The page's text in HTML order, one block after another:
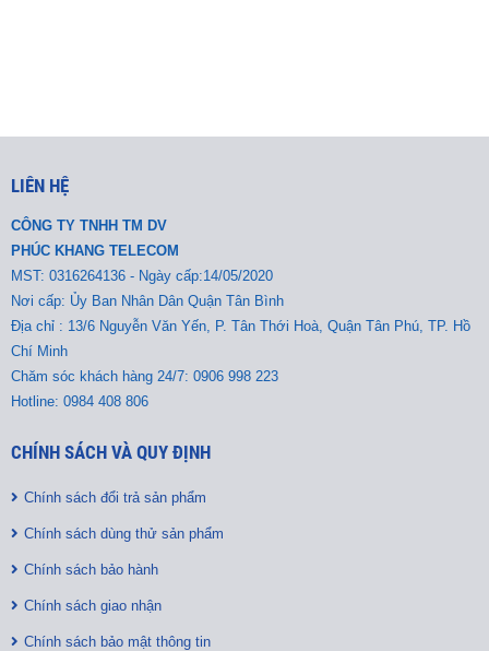
LIÊN HỆ
CÔNG TY TNHH TM DV
PHÚC KHANG TELECOM
MST: 0316264136 - Ngày cấp:14/05/2020
Nơi cấp: Ủy Ban Nhân Dân Quận Tân Bình
Địa chỉ : 13/6 Nguyễn Văn Yến, P. Tân Thới Hoà, Quận Tân Phú, TP. Hồ
Chí Minh
Chăm sóc khách hàng 24/7: 0906 998 223
Hotline: 0984 408 806
CHÍNH SÁCH VÀ QUY ĐỊNH
Chính sách đổi trả sản phẩm
Chính sách dùng thử sản phẩm
Chính sách bảo hành
Chính sách giao nhận
Chính sách bảo mật thông tin